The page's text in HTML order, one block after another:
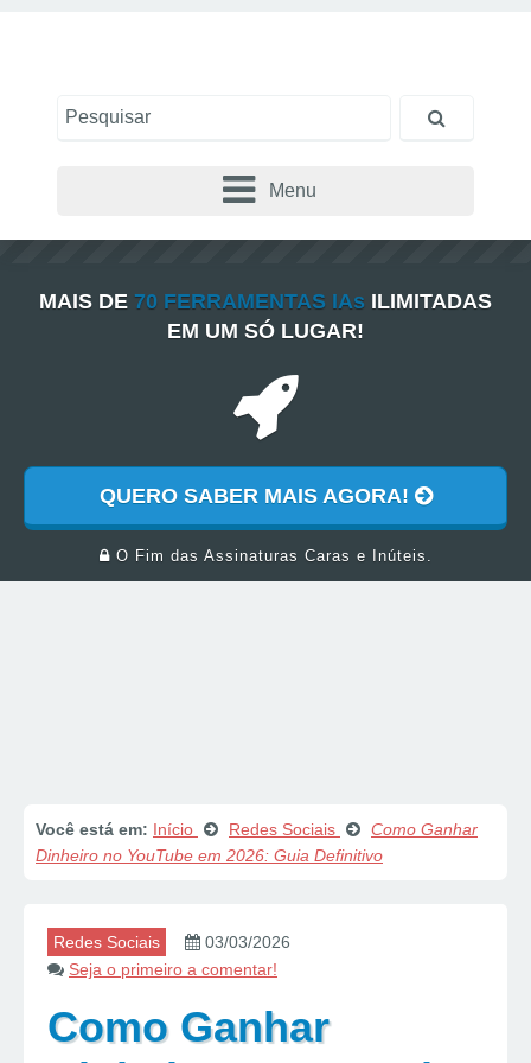
Menu
MAIS DE 70 FERRAMENTAS IAs ILIMITADAS
EM UM SÓ LUGAR!
QUERO SABER MAIS AGORA!
O Fim das Assinaturas Caras e Inúteis.
Você está em: Início Redes Sociais
Como Ganhar
Dinheiro no YouTube em 2026: Guia Definitivo
Redes Sociais
03/03/2026
Seja o primeiro a comentar!
Como Ganhar